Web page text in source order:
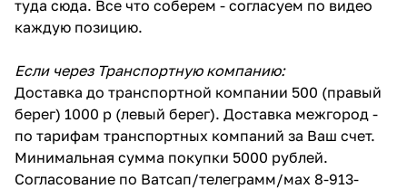
туда сюда. Все что соберем - согласуем по видео
каждую позицию.
Если через Транспортную компанию:
Доставка до транспортной компании 500 (правый
берег) 1000 р (левый берег). Доставка межгород -
по тарифам транспортных компаний за Ваш счет.
Минимальная сумма покупки 5000 рублей.
Согласование по Ватсап/телеграмм/мах 8-913-